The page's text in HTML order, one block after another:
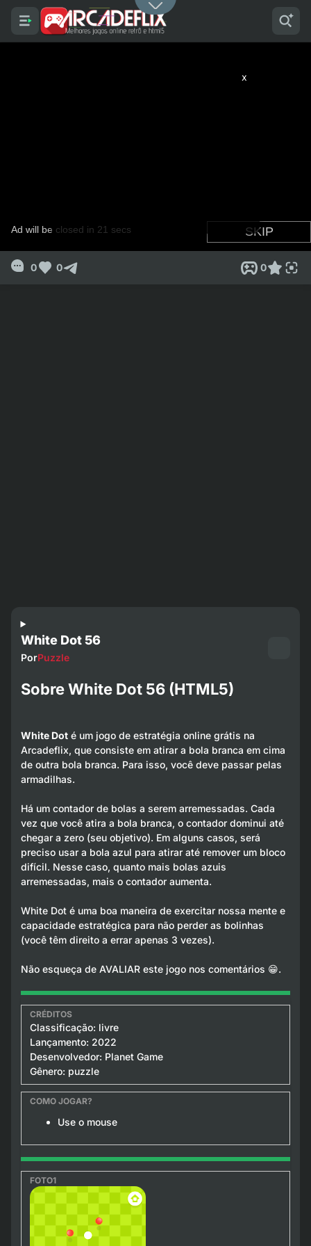
x
0 0 0
White Dot 56
PorPuzzle
Sobre White Dot 56 (HTML5)
White Doté um jogo de estratégia online grátis na
Arcadeflix, que consiste em atirar a bola branca em cima
de outra bola branca. Para isso, você deve passar pelas
armadilhas.
Há um contador de bolas a serem arremessadas. Cada
vez que você atira a bola branca, o contador dominui até
chegar a zero (seu objetivo). Em alguns casos, será
preciso usar a bola azul para atirar até remover um bloco
difícil. Nesse caso, quanto mais bolas azuis
arremessadas, mais o contador aumenta.
White Dot é uma boa maneira de exercitar nossa mente e
capacidade estratégica para não perder as bolinhas
(você têm direito a errar apenas 3 vezes).
Não esqueça de AVALIAR este jogo nos comentários 😁.
Classificação: livre
Lançamento: 2022
Desenvolvedor: Planet Game
Gênero: puzzle
Use o mouse